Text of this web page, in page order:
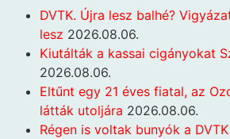
DVTK. Újra lesz balhé?
lesz 2026.08.06.
Kiutálták a kassai cigányokat
2026.08.06.
Eltűnt egy 21 éves fiatal, az
látták utoljára 2026.08.06.
Régen is voltak bunyók a